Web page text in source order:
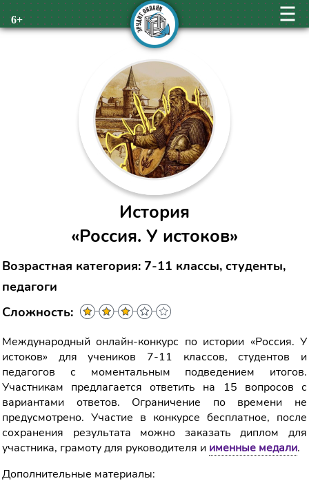
6+
История
«Россия. У истоков»
Возрастная категория: 7-11 классы, студенты,
педагоги
Сложность:
Международный онлайн-конкурс по истории «Россия. У
истоков» для учеников 7-11 классов, студентов и
педагогов с моментальным подведением итогов.
Участникам предлагается ответить на 15 вопросов с
вариантами ответов. Ограничение по времени не
предусмотрено. Участие в конкурсе бесплатное, после
сохранения результата можно заказать диплом для
участника, грамоту для руководителя и именные медали.
Дополнительные материалы: